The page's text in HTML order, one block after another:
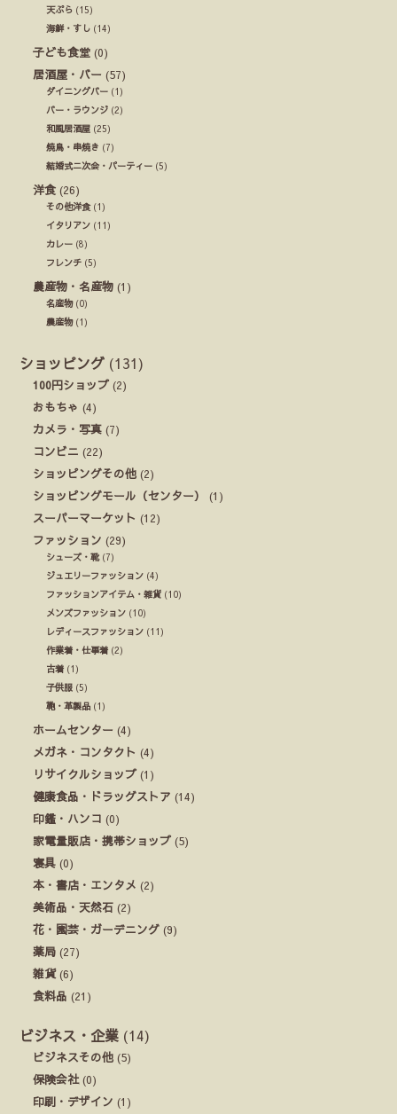
天ぷら (15)
海鮮・すし (14)
子ども食堂 (0)
居酒屋・バー (57)
ダイニングバー (1)
バー・ラウンジ (2)
和風居酒屋 (25)
焼鳥・串焼き (7)
結婚式ニ次会・パーティー (5)
洋食 (26)
その他洋食(1)
イタリアン (11)
カレー (8)
フレンチ (5)
農産物・名産物 (1)
名産物(0)
農産物(1)
ショッピング (131)
100円ショップ (2)
おもちゃ (4)
カメラ・写真 (7)
コンビニ (22)
ショッピングその他 (2)
ショッピングモール（センター）
(1)
スーパーマーケット (12)
ファッション (29)
シューズ・靴(7)
ジュエリーファッション (4)
ファッションアイテム・雑貨 (10)
メンズファッション (10)
レディースファッション (11)
作業着・仕事着 (2)
古着 (1)
子供服 (5)
鞄・革製品 (1)
ホームセンター (4)
メガネ・コンタクト (4)
リサイクルショップ (1)
健康食品・ドラッグストア (14)
印鑑・ハンコ (0)
家電量販店・携帯ショップ (5)
寝具 (0)
本・書店・エンタメ (2)
美術品・天然石 (2)
花・園芸・ガーデニング (9)
薬局 (27)
雑貨(6)
食料品 (21)
ビジネス・企業 (14)
ビジネスその他 (5)
保険会社(0)
印刷・デザイン (1)